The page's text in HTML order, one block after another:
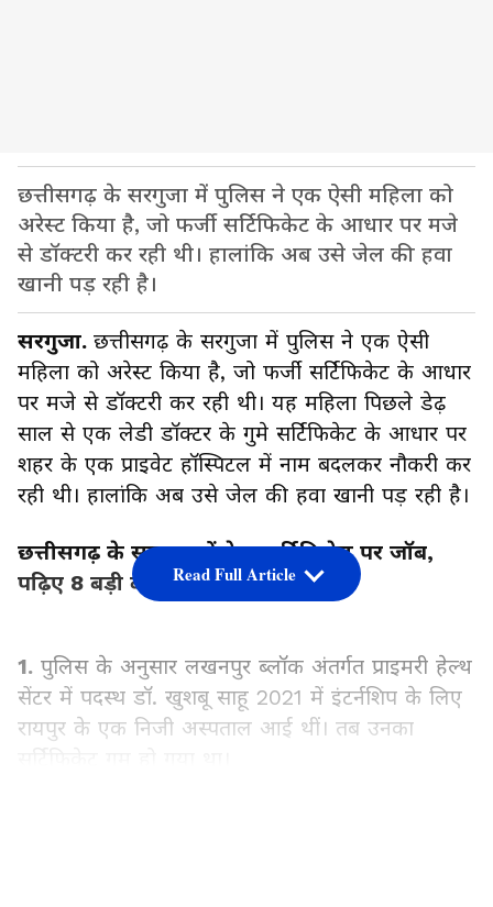
छत्तीसगढ़ के सरगुजा में पुलिस ने एक ऐसी महिला को
अरेस्ट किया है, जो फर्जी सर्टिफिकेट के आधार पर मजे
से डॉक्टरी कर रही थी। हालांकि अब उसे जेल की हवा
खानी पड़ रही है।
सरगुजा. छत्तीसगढ़ के सरगुजा में पुलिस ने एक ऐसी
महिला को अरेस्ट किया है, जो फर्जी सर्टिफिकेट के आधार
पर मजे से डॉक्टरी कर रही थी। यह महिला पिछले डेढ़
साल से एक लेडी डॉक्टर के गुमे सर्टिफिकेट के आधार पर
शहर के एक प्राइवेट हॉस्पिटल में नाम बदलकर नौकरी कर
रही थी। हालांकि अब उसे जेल की हवा खानी पड़ रही है।
छत्तीसगढ़ के सरगुजा में फेक सर्टिफिकेट पर जॉब,
पढ़िए 8 बड़ी बातें
1. पुलिस के अनुसार लखनपुर ब्लॉक अंतर्गत प्राइमरी हेल्थ
सेंटर में पदस्थ डॉ. खुशबू साहू 2021 में इंटर्नशिप के लिए
रायपुर के एक निजी अस्पताल आई थीं। तब उनका
Read Full Article